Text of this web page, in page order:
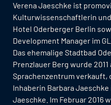
Verena Jaeschke ist
Kulturwissenschaftlerin
Hotel Oderberger Berlin
Development Manager im
Das ehemalige Stadtbad
Prenzlauer Berg wurde 2011
Sprachenzentrum verkauft,
Inhaberin Barbara
Jaeschke. Im Februar 2016